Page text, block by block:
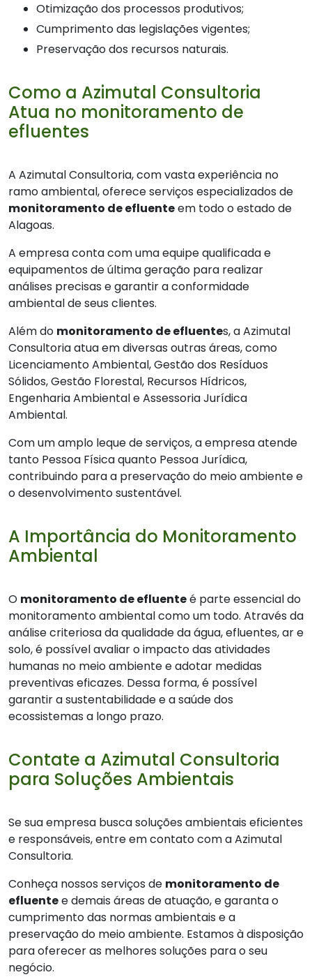
Otimização dos processos produtivos;
Cumprimento das legislações vigentes;
Preservação dos recursos naturais.
Como a Azimutal Consultoria
Atua no monitoramento de
efluentes
A Azimutal Consultoria, com vasta experiência no
ramo ambiental, oferece serviços especializados de
monitoramento de efluenteem todo o estado de
Alagoas.
A empresa conta com uma equipe qualificada e
equipamentos de última geração para realizar
análises precisas e garantir a conformidade
ambiental de seus clientes.
Além do monitoramento de efluentes, a Azimutal
Consultoria atua em diversas outras áreas, como
Licenciamento Ambiental, Gestão dos Resíduos
Sólidos, Gestão Florestal, Recursos Hídricos,
Engenharia Ambiental e Assessoria Jurídica
Ambiental.
Com um amplo leque de serviços, a empresa atende
tanto Pessoa Física quanto Pessoa Jurídica,
contribuindo para a preservação do meio ambiente e
o desenvolvimento sustentável.
A Importância do Monitoramento
Ambiental
O monitoramento de efluenteé parte essencial do
monitoramento ambiental como um todo. Através da
análise criteriosa da qualidade da água, efluentes, ar e
solo, é possível avaliar o impacto das atividades
humanas no meio ambiente e adotar medidas
preventivas eficazes. Dessa forma, é possível
garantir a sustentabilidade e a saúde dos
ecossistemas a longo prazo.
Contate a Azimutal Consultoria
para Soluções Ambientais
Se sua empresa busca soluções ambientais eficientes
e responsáveis, entre em contato com a Azimutal
Consultoria.
Conheça nossos serviços de monitoramento de
efluentee demais áreas de atuação, e garanta o
cumprimento das normas ambientais e a
preservação do meio ambiente. Estamos à disposição
para oferecer as melhores soluções para o seu
negócio.